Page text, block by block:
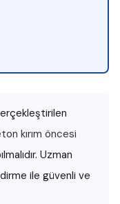
kırım öncesi
Uzman
ile güvenli ve